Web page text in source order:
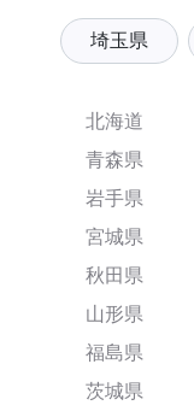
埼玉県
北海道
青森県
岩手県
宮城県
秋田県
山形県
福島県
茨城県